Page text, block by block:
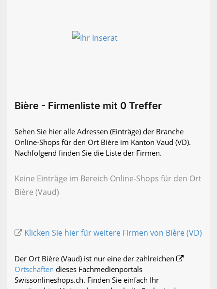
Bière - Firmenliste mit 0 Treffer
Sehen Sie hier alle Adressen (Einträge) der Branche
Online-Shops für den Ort Bière im Kanton Vaud (VD).
Nachfolgend finden Sie die Liste der Firmen.
Keine Einträge im Bereich Online-Shops für den Ort
Bière (Vaud)
Klicken Sie hier für weitere Firmen von Bière (VD)
Der Ort Bière (Vaud) ist nur eine der zahlreichen
Ortschaften dieses Fachmedienportals
Swissonlineshops.ch. Finden Sie einfach Ihr